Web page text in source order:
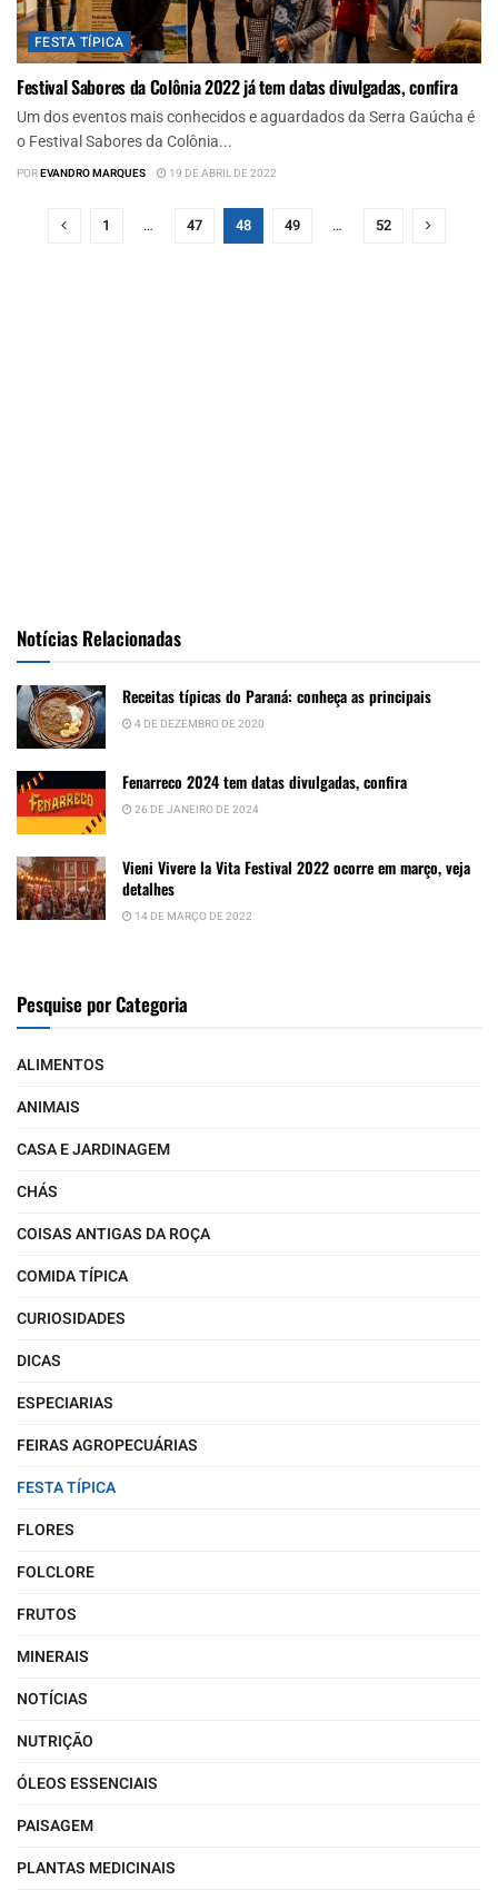
FESTA TÍPICA
Festival Sabores da Colônia 2022 já tem datas divulgadas, confira
Um dos eventos mais conhecidos e aguardados da Serra Gaúcha é
o Festival Sabores da Colônia...
POREVANDRO MARQUES 19 DE ABRIL DE 2022
1 … 47 48 49 … 52
Notícias Relacionadas
Receitas típicas do Paraná: conheça as principais
4 DE DEZEMBRO DE 2020
Fenarreco 2024 tem datas divulgadas, confira
26 DE JANEIRO DE 2024
Vieni Vivere la Vita Festival 2022 ocorre em março, veja
detalhes
14 DE MARÇO DE 2022
Pesquise por Categoria
ALIMENTOS
ANIMAIS
CASA E JARDINAGEM
CHÁS
COISAS ANTIGAS DA ROÇA
COMIDA TÍPICA
CURIOSIDADES
DICAS
ESPECIARIAS
FEIRAS AGROPECUÁRIAS
FESTA TÍPICA
FLORES
FOLCLORE
FRUTOS
MINERAIS
NOTÍCIAS
NUTRIÇÃO
ÓLEOS ESSENCIAIS
PAISAGEM
PLANTAS MEDICINAIS